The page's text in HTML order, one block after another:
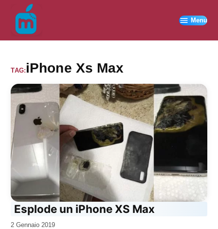
contenuto
Menu
TAG: iPhone Xs Max
Esplode un iPhone XS Max
da
2 Gennaio 2019